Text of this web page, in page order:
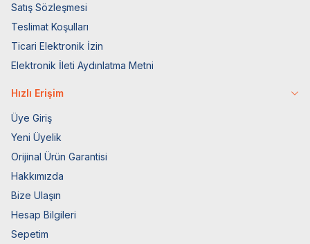
Satış Sözleşmesi
Teslimat Koşulları
Ticari Elektronik İzin
Elektronik İleti Aydınlatma Metni
Hızlı Erişim
Üye Giriş
Yeni Üyelik
Orijinal Ürün Garantisi
Hakkımızda
Bize Ulaşın
Hesap Bilgileri
Sepetim